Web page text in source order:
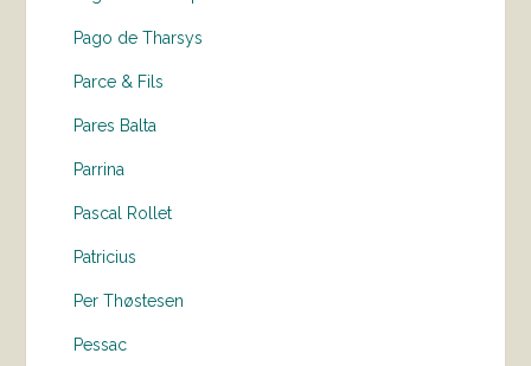
Pago de Tharsys
Parce & Fils
Pares Balta
Parrina
Pascal Rollet
Patricius
Per Thøstesen
Pessac